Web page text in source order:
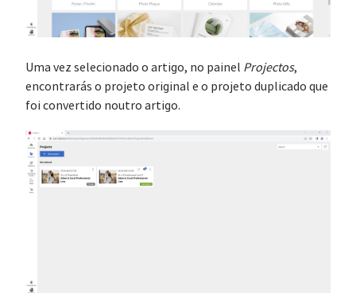
Uma vez selecionado o artigo, no painel Projectos,
encontrarás o projeto original e o projeto duplicado que
foi convertido noutro artigo.